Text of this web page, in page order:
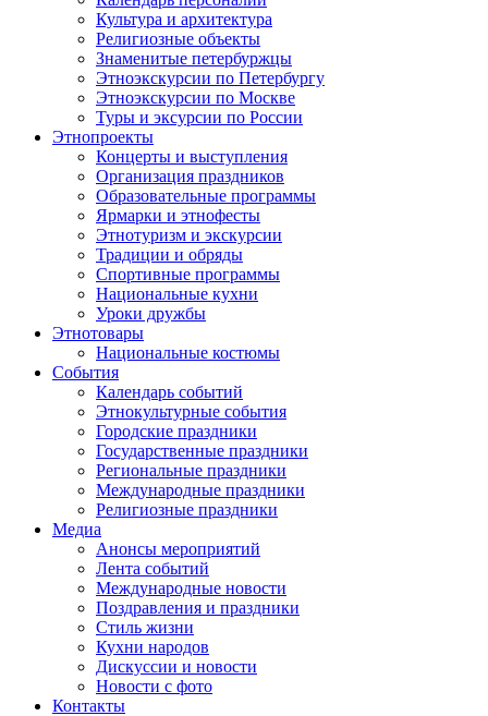
Культура и архитектура
Религиозные объекты
Знаменитые петербуржцы
Этноэкскурсии по Петербургу
Этноэкскурсии по Москве
Туры и эксурсии по России
Этнопроекты
Концерты и выступления
Организация праздников
Образовательные программы
Ярмарки и этнофесты
Этнотуризм и экскурсии
Традиции и обряды
Спортивные программы
Национальные кухни
Уроки дружбы
Этнотовары
Национальные костюмы
События
Календарь событий
Этнокультурные события
Городские праздники
Государственные праздники
Региональные праздники
Международные праздники
Религиозные праздники
Медиа
Анонсы мероприятий
Лента событий
Международные новости
Поздравления и праздники
Cтиль жизни
Кухни народов
Дискуссии и новости
Новости с фото
Контакты